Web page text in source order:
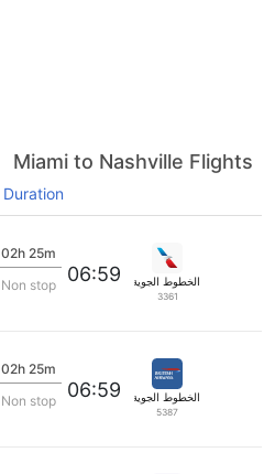
Miami to Nashville Flights
Duration
الخطوط الجوية الأمريكية
3361
06:59
02h 25m
Non stop
الخطوط الجوية البريطانية
5387
06:59
02h 25m
Non stop